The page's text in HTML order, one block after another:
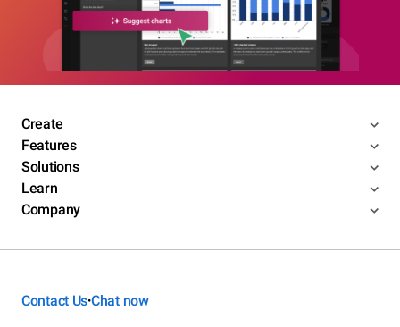
Create
Features
Solutions
Learn
Company
Contact Us•Chat now